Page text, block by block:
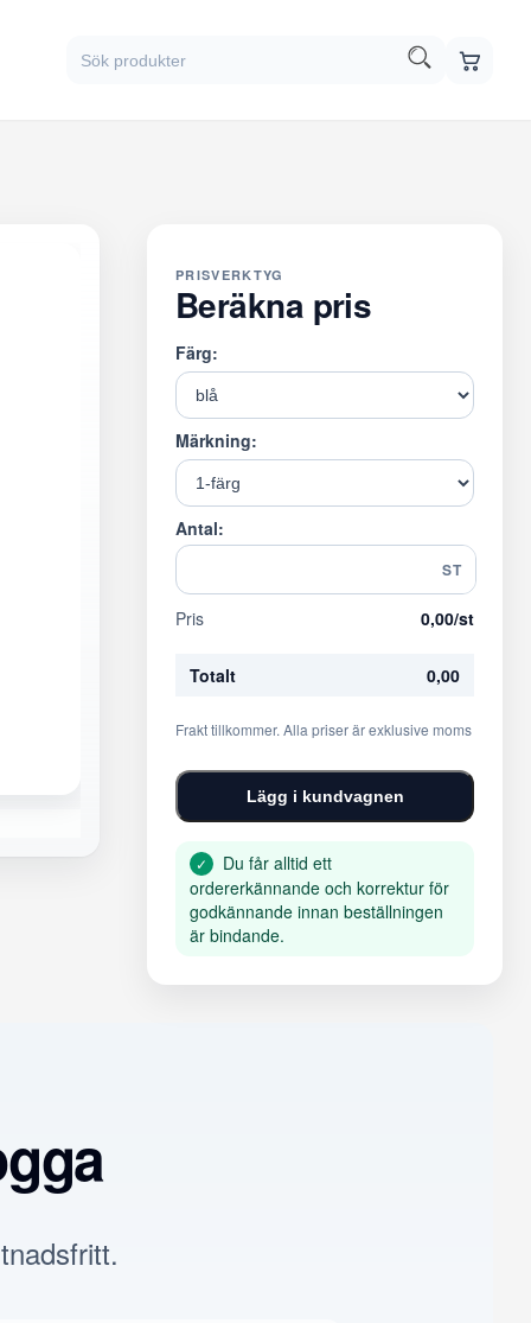
PRISVERKTYG
Beräkna pris
Färg:
Märkning:
Antal:
ST
Pris 0,00/st
Totalt 0,00
Frakt tillkommer. Alla priser är exklusive moms
Lägg i kundvagnen
✓
Du får alltid ett
ordererkännande och korrektur för
godkännande innan beställningen
är bindande.